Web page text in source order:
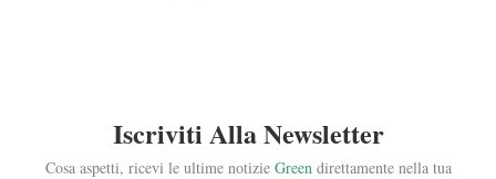
Iscriviti Alla Newsletter
Cosa aspetti, ricevi le ultime notizie Green direttamente nella tua